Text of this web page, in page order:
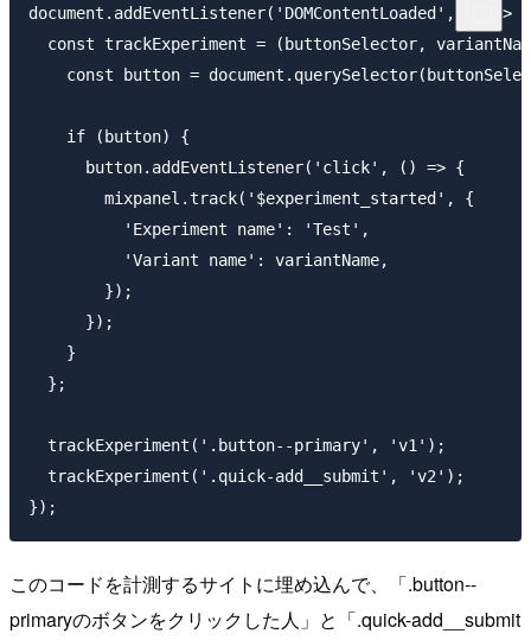
document.addEventListener('DOMContentLoaded', () => {
const trackExperiment = (buttonSelector,
const button =
    if (button) {
      button.addEventListener('click', () => {
        mixpanel.track('$experiment_started', {
          'Experiment name': 'Test',
          'Variant name': variantName,
        });
      });
    }
  };
  trackExperiment('.button--primary', 'v1');
  trackExperiment('.quick-add__submit', 'v2');
このコードを計測するサイトに埋め込んで、「.button--
primaryのボタンをクリックした人」と「.quick-add__submit